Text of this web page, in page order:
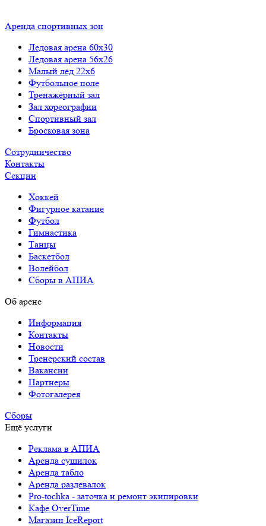
Аренда спортивных зон
Ледовая арена 60x30
Ледовая арена 56x26
Малый лёд 22x6
Футбольное поле
Тренажёрный зал
Зал хореографии
Спортивный зал
Бросковая зона
Сотрудничество
Контакты
Cекции
Хоккей
Фигурное катание
Футбол
Гимнастика
Танцы
Баскетбол
Волейбол
Сборы в АПИА
Об арене
Информация
Контакты
Новости
Тренерский состав
Вакансии
Партнеры
Фотогалерея
Сборы
Ещё услуги
Реклама в АПИА
Аренда сушилок
Аренда табло
Аренда раздевалок
Pro-tochka - заточка и ремонт экипировки
Кафе OverTime
Магазин IceReport